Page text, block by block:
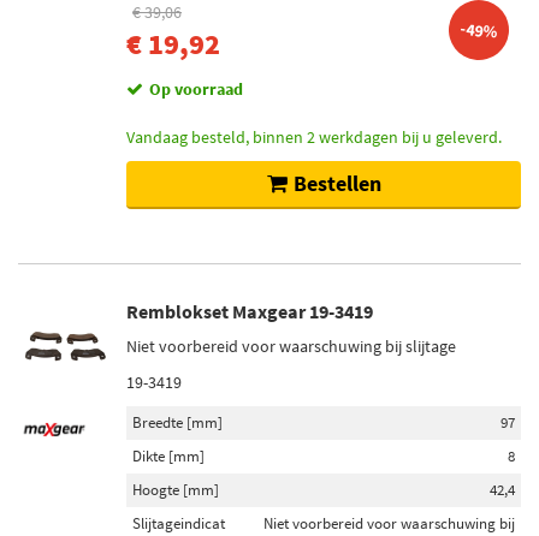
€ 39,06
€ 19,92 -49%
Op voorraad
Vandaag besteld, binnen 2 werkdagen bij u geleverd.
Bestellen
Remblokset Maxgear 19-3419
Niet voorbereid voor waarschuwing bij slijtage
19-3419
Breedte [mm]
97
Dikte [mm]
8
Hoogte [mm]
42,4
Slijtageindicat
Niet voorbereid voor waarschuwing bij